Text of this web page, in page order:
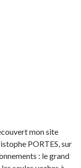
mon site
PORTES, sur
: le grand